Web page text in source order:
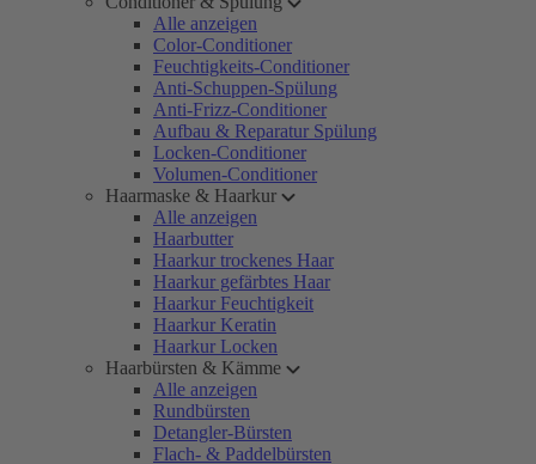
Alle anzeigen
Color-Conditioner
Feuchtigkeits-Conditioner
Anti-Schuppen-Spülung
Anti-Frizz-Conditioner
Aufbau & Reparatur Spülung
Locken-Conditioner
Volumen-Conditioner
Haarmaske & Haarkur
Alle anzeigen
Haarbutter
Haarkur trockenes Haar
Haarkur gefärbtes Haar
Haarkur Feuchtigkeit
Haarkur Keratin
Haarkur Locken
Haarbürsten & Kämme
Alle anzeigen
Rundbürsten
Detangler-Bürsten
Flach- & Paddelbürsten